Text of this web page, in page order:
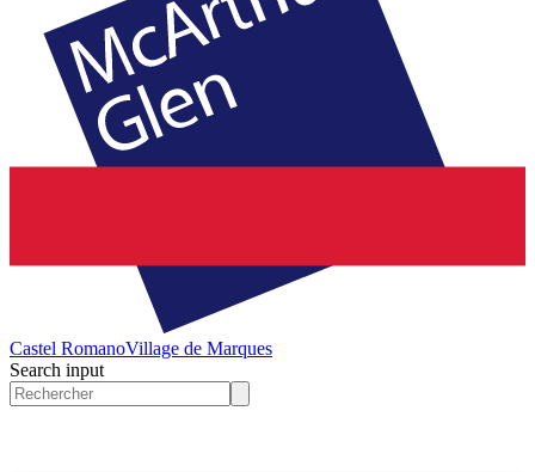
Castel RomanoVillage de Marques
Search input